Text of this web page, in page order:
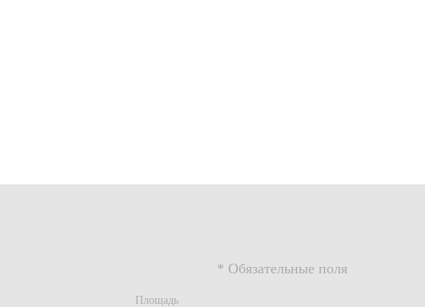
* Обязательные поля
Площадь